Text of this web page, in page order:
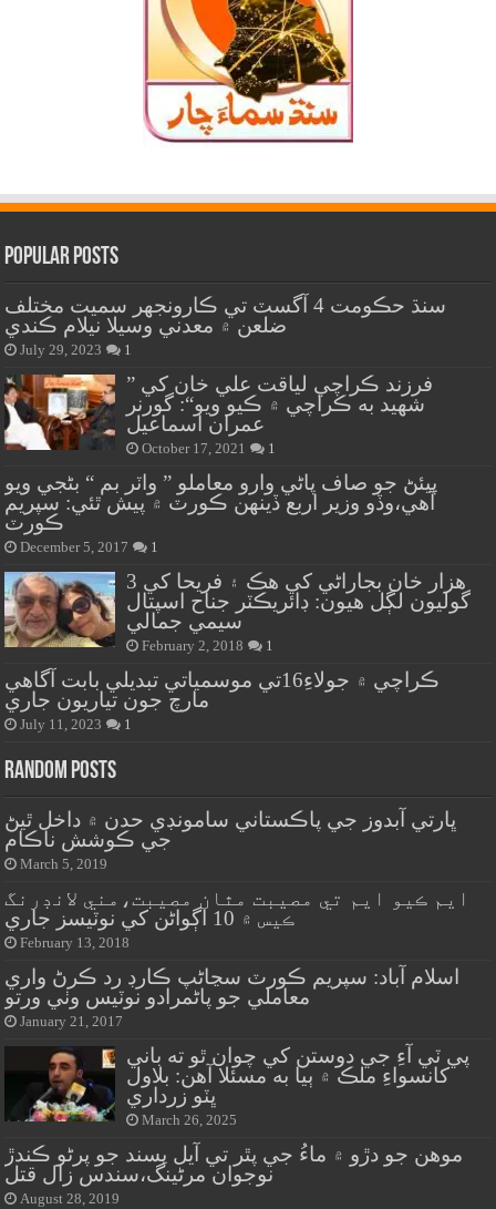
Popular Posts
سنڌ حڪومت 4 آگسٽ تي ڪارونجهر سميت مختلف
ضلعن ۾ معدني وسيلا نيلام ڪندي
July 29, 2023 1
” فرزند ڪراچي لياقت علي خان کي
شهيد به ڪراچي ۾ ڪيو ويو“: گورنر
عمران اسماعيل
October 17, 2021 1
پيئڻ جو صاف پاڻي وارو معاملو ” واٽر بم “ بڻجي ويو
آهي،وڏو وزير اربع ڏينهن ڪورٽ ۾ پيش ٿئي: سپريم
ڪورٽ
December 5, 2017 1
هزار خان بجاراڻي کي هڪ ۽ فريحا کي 3
گوليون لڳل هيون: ڊائريڪٽر جناح اسپتال
سيمي جمالي
February 2, 2018 1
ڪراچي ۾ جولاءِ16تي موسمياتي تبديلي بابت آگاهي
مارچ جون تياريون جاري
July 11, 2023 1
Random Posts
ڀارتي آبدوز جي پاڪستاني سامونڊي حدن ۾ داخل ٿيڻ
جي ڪوشش ناڪام
March 5, 2019
ايم ڪيو ايم تي مصيبت مٿان مصيبت،مني لانڊرنگ
ڪيس ۾ 10 اڳواڻن کي نوٽيسز جاري
February 13, 2018
اسلام آباد: سپريم ڪورٽ سڃاڻپ ڪارڊ رد ڪرڻ واري
معاملي جو پاڻمرادو نوٽيس وٺي ورتو
January 21, 2017
پي ٽي آءِ جي دوستن کي چوان ٿو ته باني
کانسواءِ ملڪ ۾ ٻيا به مسئلا آهن: بلاول
ڀٽو زرداري
March 26, 2025
موهن جو دڙو ۾ ماءُ جي پٿر تي آيل پسند جو پرڻو ڪندڙ
نوجوان مرڻينگ،سندس زال قتل
August 28, 2019